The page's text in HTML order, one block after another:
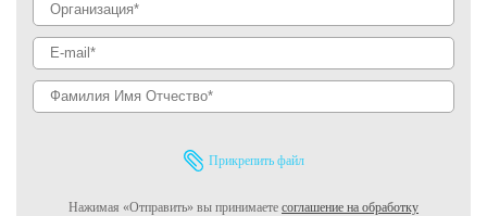
Прикрепить файл
Нажимая «Отправить» вы принимаете соглашение на обработку